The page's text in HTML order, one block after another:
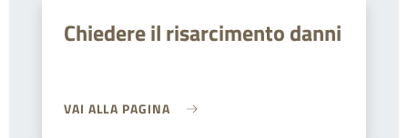
Chiedere il risarcimento danni
VAI ALLA PAGINA